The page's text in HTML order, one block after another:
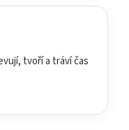
tvoří a tráví čas